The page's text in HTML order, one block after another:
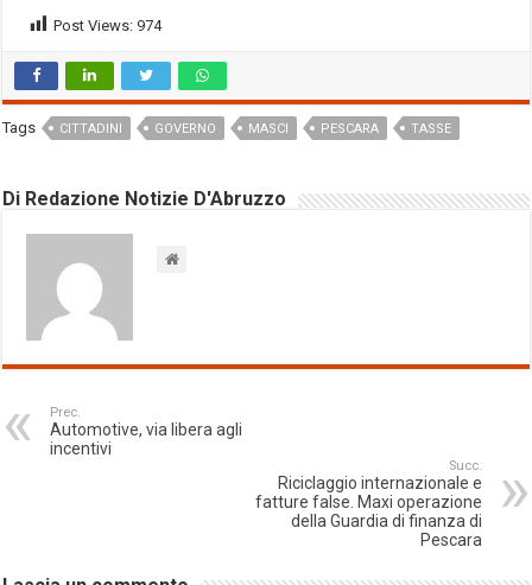
Post Views: 974
Tags CITTADINI GOVERNO MASCI PESCARA TASSE
Di Redazione Notizie D'Abruzzo
Prec.
Automotive, via libera agli
incentivi
Succ.
Riciclaggio internazionale e
fatture false. Maxi operazione
della Guardia di finanza di
Pescara